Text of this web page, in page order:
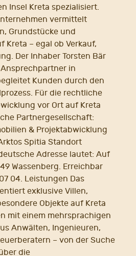
Insel Kreta spezialisiert.
vermittelt
Grundstücke und
Kreta – egal ob Verkauf,
Der Inhaber Torsten Bär
in
Kunden durch den
Für die rechtliche
vor Ort auf Kreta
Partnergesellschaft:
& Projektabwicklung
Spitia Standort
Adresse lautet: Auf
Wassenberg. Erreichbar
04. Leistungen Das
exklusive Villen,
Objekte auf Kreta
mit einem mehrsprachigen
Anwälten, Ingenieuren,
– von der Suche
die